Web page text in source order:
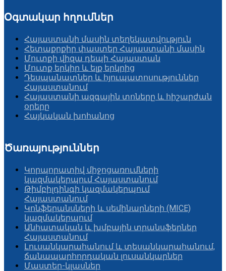
Օգտակար հղումներ
Հայաստանի մասին տեղեկատվություն
Հետաքրքիր փաստեր Հայաստանի մասին
Մուտքի վիզա դեպի Հայաստան
Մուտք երկիր և ելք երկրից
Դեսպանատներ և հյուպատոսություններ
Հայաստանում
Հայաստանի ազգային տոները և հիշարժան
օրերը
Հայկական խոհանոց
Ծառայություններ
Կորպորատիվ միջոցառումների
կազմակերպում Հայաստանում
Թիմբիլդինգի կազմակերպում
Հայաստանում
Կոնֆերանսների և սեմինարների (MICE)
կազմակերպում
Անհատական և խմբային տրանսֆերներ
Հայաստանում
Լուսանկարահանում և տեսանկարահանում,
ճանապարհորդական լուսանկարներ
Մաստեր-կլասներ